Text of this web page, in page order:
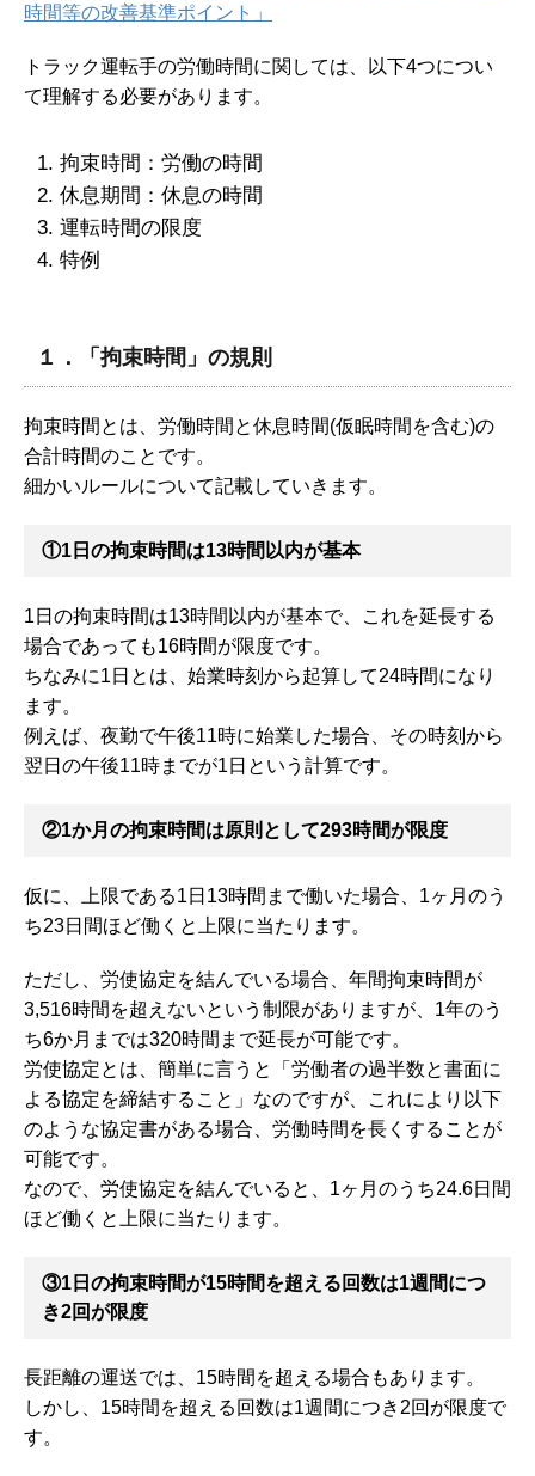
時間等の改善基準ポイント」
トラック運転手の労働時間に関しては、以下4つについ
て理解する必要があります。
拘束時間：労働の時間
休息期間：休息の時間
運転時間の限度
特例
１．「拘束時間」の規則
拘束時間とは、労働時間と休息時間(仮眠時間を含む)の
合計時間のことです。
細かいルールについて記載していきます。
①1日の拘束時間は13時間以内が基本
1日の拘束時間は13時間以内が基本で、これを延長する
場合であっても16時間が限度です。
ちなみに1日とは、始業時刻から起算して24時間になり
ます。
例えば、夜勤で午後11時に始業した場合、その時刻から
翌日の午後11時までが1日という計算です。
②1か月の拘束時間は原則として293時間が限度
仮に、上限である1日13時間まで働いた場合、1ヶ月のう
ち23日間ほど働くと上限に当たります。
ただし、労使協定を結んでいる場合、年間拘束時間が
3,516時間を超えないという制限がありますが、1年のう
ち6か月までは320時間まで延長が可能です。
労使協定とは、簡単に言うと「労働者の過半数と書面に
よる協定を締結すること」なのですが、これにより以下
のような協定書がある場合、労働時間を長くすることが
可能です。
なので、労使協定を結んでいると、1ヶ月のうち24.6日間
ほど働くと上限に当たります。
③1日の拘束時間が15時間を超える回数は1週間につ
き2回が限度
長距離の運送では、15時間を超える場合もあります。
しかし、15時間を超える回数は1週間につき2回が限度で
す。